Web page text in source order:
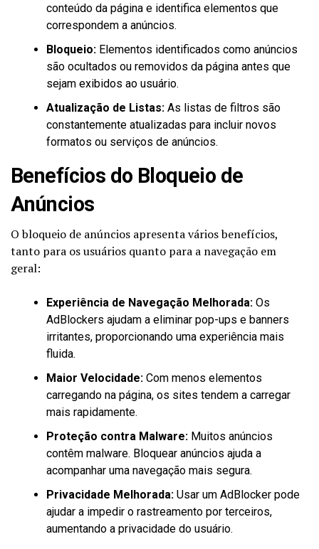
conteúdo da página e identifica elementos que
correspondem a anúncios.
Bloqueio: Elementos identificados como anúncios
são ocultados ou removidos da página antes que
sejam exibidos ao usuário.
Atualização de Listas: As listas de filtros são
constantemente atualizadas para incluir novos
formatos ou serviços de anúncios.
Benefícios do Bloqueio de
Anúncios
O bloqueio de anúncios apresenta vários benefícios,
tanto para os usuários quanto para a navegação em
geral:
Experiência de Navegação Melhorada: Os
AdBlockers ajudam a eliminar pop-ups e banners
irritantes, proporcionando uma experiência mais
fluida.
Maior Velocidade: Com menos elementos
carregando na página, os sites tendem a carregar
mais rapidamente.
Proteção contra Malware: Muitos anúncios
contêm malware. Bloquear anúncios ajuda a
acompanhar uma navegação mais segura.
Privacidade Melhorada: Usar um AdBlocker pode
ajudar a impedir o rastreamento por terceiros,
aumentando a privacidade do usuário.